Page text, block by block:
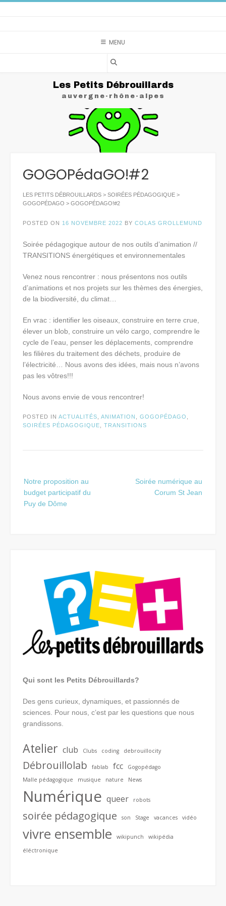
MENU
Les Petits Débrouillards
auvergne-rhône-alpes
GOGOPédaGO!#2
LES PETITS DÉBROUILLARDS > SOIRÉES PÉDAGOGIQUE >
GOGOPÉDAGO > GOGOPÉDAGO!#2
POSTED ON 16 NOVEMBRE 2022 BY COLAS GROLLEMUND
Soirée pédagogique autour de nos outils d’animation //
TRANSITIONS énergétiques et environnementales
Venez nous rencontrer : nous présentons nos outils
d’animations et nos projets sur les thèmes des énergies,
de la biodiversité, du climat…
En vrac : identifier les oiseaux, construire en terre crue,
élever un blob, construire un vélo cargo, comprendre le
cycle de l’eau, penser les déplacements, comprendre
les filières du traitement des déchets, produire de
l’électricité… Nous avons des idées, mais nous n’avons
pas les vôtres!!!
Nous avons envie de vous rencontrer!
POSTED IN ACTUALITÉS ANIMATION GOGOPÉDAGO
SOIRÉES PÉDAGOGIQUE
TRANSITIONS
navigation
Notre proposition au
budget participatif du
Puy de Dôme
Soirée numérique au
Corum St Jean
Qui sont les Petits Débrouillards?
Des gens curieux, dynamiques, et passionnés de
sciences. Pour nous, c’est par les questions que nous
grandissons.
Atelier club Clubs coding debrouillocity
Débrouillolab fablab fcc
Gogopédago
Malle pédagogique
musique nature News
Numérique queer robots
soirée pédagogique son Stage vacances vidéo
vivre ensemble wikipunch
wikipédia
éléctronique